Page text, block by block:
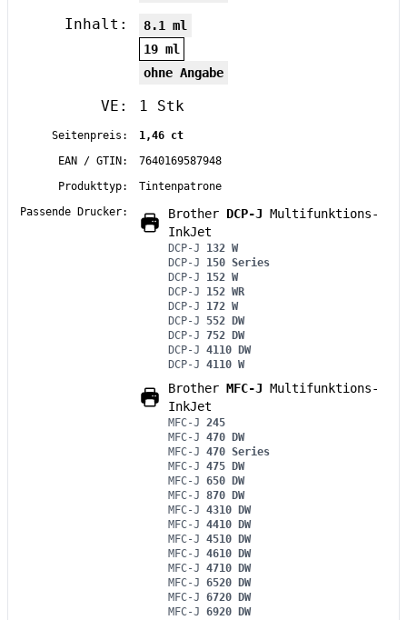
Inhalt:
8.1 ml
19 ml
ohne Angabe
VE: 1 Stk
Seitenpreis:
1,46 ct
EAN / GTIN:
7640169587948
Produkttyp:
Tintenpatrone
Passende Drucker:
Brother DCP-J Multifunktions-
InkJet
DCP-J 132 W
DCP-J 150 Series
DCP-J 152 W
DCP-J 152 WR
DCP-J 172 W
DCP-J 552 DW
DCP-J 752 DW
DCP-J 4110 DW
DCP-J 4110 W
Brother MFC-J Multifunktions-
InkJet
MFC-J 245
MFC-J 470 DW
MFC-J 470 Series
MFC-J 475 DW
MFC-J 650 DW
MFC-J 870 DW
MFC-J 4310 DW
MFC-J 4410 DW
MFC-J 4510 DW
MFC-J 4610 DW
MFC-J 4710 DW
MFC-J 6520 DW
MFC-J 6720 DW
MFC-J 6920 DW